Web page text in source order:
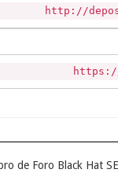
http://
de Foro Black Hat